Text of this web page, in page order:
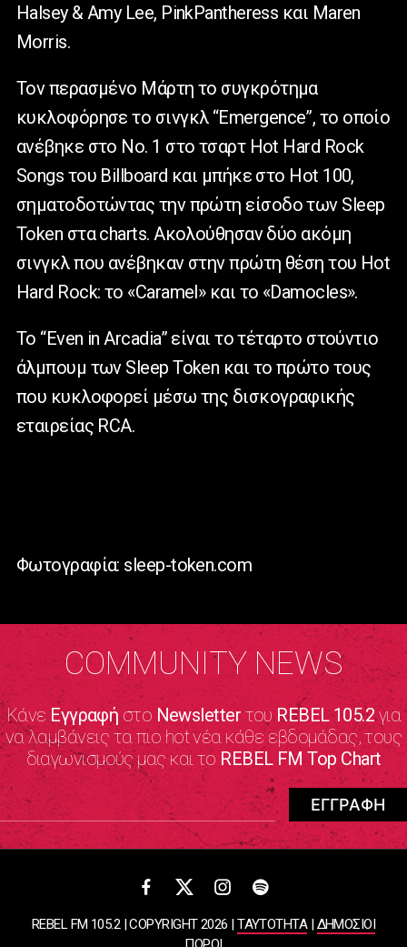
Halsey & Amy Lee, PinkPantheress και Maren
Morris.
Τον περασμένο Μάρτη το συγκρότημα
κυκλοφόρησε το σινγκλ “Emergence”, το οποίο
ανέβηκε στο Νο. 1 στο τσαρτ Hot Hard Rock
Songs του Billboard και μπήκε στο Hot 100,
σηματοδοτώντας την πρώτη είσοδο των Sleep
Token στα charts. Ακολούθησαν δύο ακόμη
σινγκλ που ανέβηκαν στην πρώτη θέση του Hot
Hard Rock: το «Caramel» και το «Damocles».
Το “Even in Arcadia” είναι το τέταρτο στούντιο
άλμπουμ των Sleep Token και το πρώτο τους
που κυκλοφορεί μέσω της δισκογραφικής
εταιρείας RCA.
Φωτογραφία: sleep-token.com
COMMUNITY NEWS
Κάνε Εγγραφήστο NewsletterτουREBEL 105.2για
να λαμβάνεις τα πιο hot νέα κάθε εβδομάδας, τους
διαγωνισμούς μας και το REBEL FM Top Chart
REBEL FM 105.2 | COPYRIGHT 2026 |ΤΑΥΤΟΤΗΤΑ|ΔΗΜΟΣΙΟΙ